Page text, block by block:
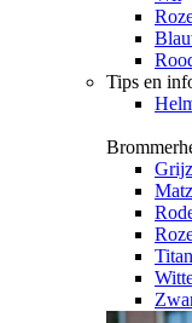
Tips en